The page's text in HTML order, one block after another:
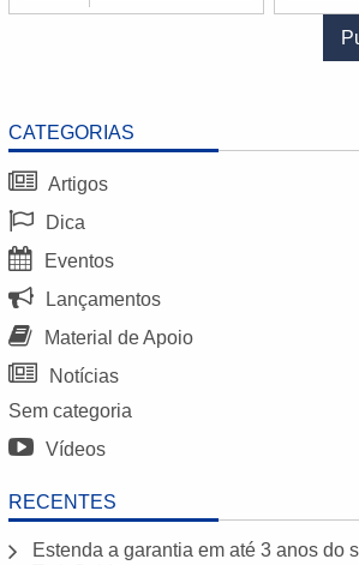
CATEGORIAS
Artigos
Dica
Eventos
Lançamentos
Material de Apoio
Notícias
Sem categoria
Vídeos
RECENTES
Estenda a garantia em até 3 anos do